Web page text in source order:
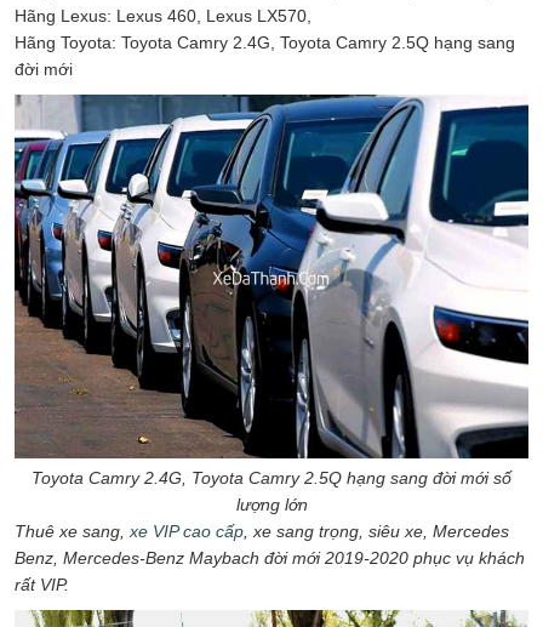
Hãng Lexus: Lexus 460, Lexus LX570,
Hãng Toyota: Toyota Camry 2.4G, Toyota Camry 2.5Q hạng sang
đời mới
Toyota Camry 2.4G, Toyota Camry 2.5Q hạng sang đời mới số
lượng lớn
Thuê xe sang,xe VIP cao cấp, xe sang trọng, siêu xe, Mercedes
Benz, Mercedes-Benz Maybach đời mới 2019-2020 phục vụ khách
rất VIP.